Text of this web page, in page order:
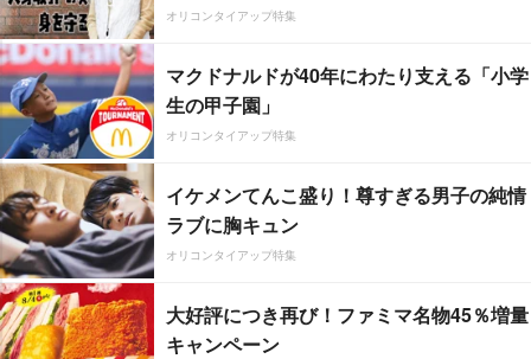
オリコンタイアップ特集
マクドナルドが40年にわたり支える「小学
生の甲子園」
オリコンタイアップ特集
イケメンてんこ盛り！尊すぎる男子の純情
ラブに胸キュン
オリコンタイアップ特集
大好評につき再び！ファミマ名物45％増量
キャンペーン